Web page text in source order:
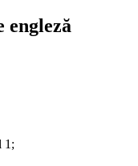
engleză
1;